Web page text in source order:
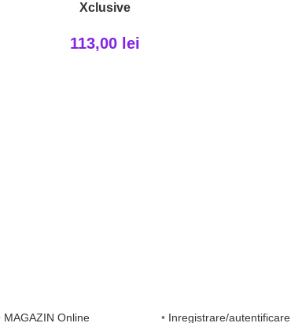
Xclusive
113,00 lei
MAGAZIN Online • Inregistrare/autentificare